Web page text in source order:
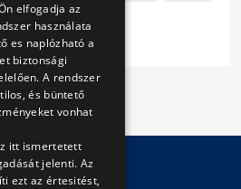
Következő
elfogadja az
használata
es naplózható a
biztonsági
A rendszer
és büntető
vonhat
itt ismertetett
jelenti. Az
ezt az értesitést,